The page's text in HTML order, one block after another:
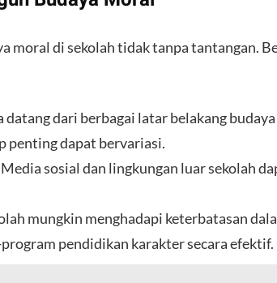
moral di sekolah tidak tanpa tantangan.
dari berbagai latar belakang
penting dapat bervariasi.
sosial dan lingkungan luar sekolah
mungkin menghadapi keterbatasan
pendidikan karakter secara efektif.